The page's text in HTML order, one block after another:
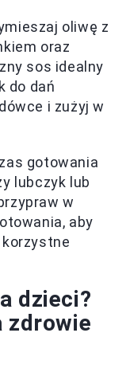
oliwę z
oraz
sos idealny
do dań
i zużyj w
gotowania
lubczyk lub
w
aby
dzieci?
zdrowie